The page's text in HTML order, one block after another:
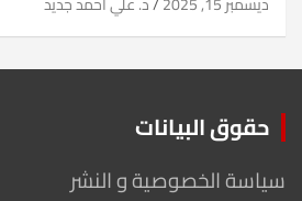
حقوق البيانات
سياسة الخصوصية و النشر